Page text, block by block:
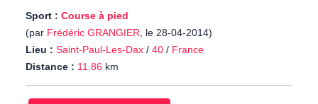
Sport : Course à pied
(par Frédéric GRANGIER, le 28-04-2014)
Lieu : Saint-Paul-Les-Dax / 40 / France
Distance : 11.86 km